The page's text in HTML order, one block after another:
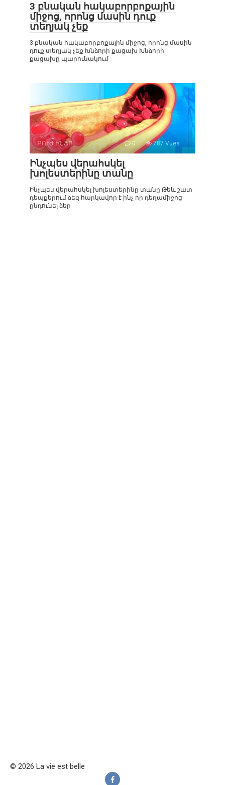
3 բնական հակաբորբոքային
միջոց, որոնց մասին դուք
տեղյակ չեք
3 բնական հակաբորբոքային միջոց, որոնց մասին
դուք տեղյակ չեք Խնձորի քացախ Խնձորի
քացախը պարունակում
ԲՈՒԺ ԻՆՖՈ 0 787 Vues :
Ինչպես վերահսկել
խոլեստերինը տանը
Ինչպես վերահսկել խոլեստերինը տանը Թեև շատ
դեպքերում ձեզ հարկավոր է ինչ-որ դեղամիջոց
ընդունել ձեր
© 2026 La vie est belle